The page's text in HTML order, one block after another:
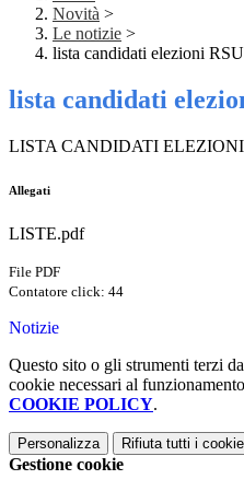
Novità >
Le notizie >
lista candidati elezioni RSU
lista candidati
LISTA CANDIDATI
Allegati
LISTE.pdf
File PDF
Contatore click: 44
Notizie
Questo sito o gli strumenti terzi
cookie necessari al
COOKIE POLICY.
Personalizza Rifiuta tutti i
Gestione cookie